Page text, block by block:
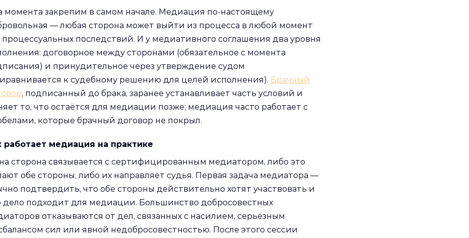
момента закрепим в самом начале. Медиация по-настоящему
— любая сторона может выйти из процесса в любой момент
процессуальных последствий. И у медиативного соглашения два уровня
договорное между сторонами (обязательное с момента
и принудительное через утверждение судом
к судебному решению для целей исполнения). Брачный
, подписанный до брака, заранее устанавливает часть условий и
то, что остаётся для медиации позже; медиация часто работает с
которые брачный договор не покрыл.
работает медиация на практике
сторона связывается с сертифицированным медиатором, либо это
обе стороны, либо их направляет судья. Первая задача медиатора —
подтвердить, что обе стороны действительно хотят участвовать и
дело подходит для медиации. Большинство добросовестных
отказываются от дел, связанных с насилием, серьёзным
сил или явной недобросовестностью. После этого сессии